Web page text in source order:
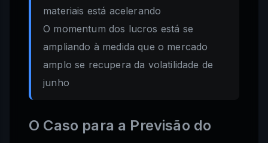
materiais está acelerando
O momentum dos lucros está se
ampliando à medida que o mercado
amplo se recupera da volatilidade de
junho
O Caso para a Previsão do